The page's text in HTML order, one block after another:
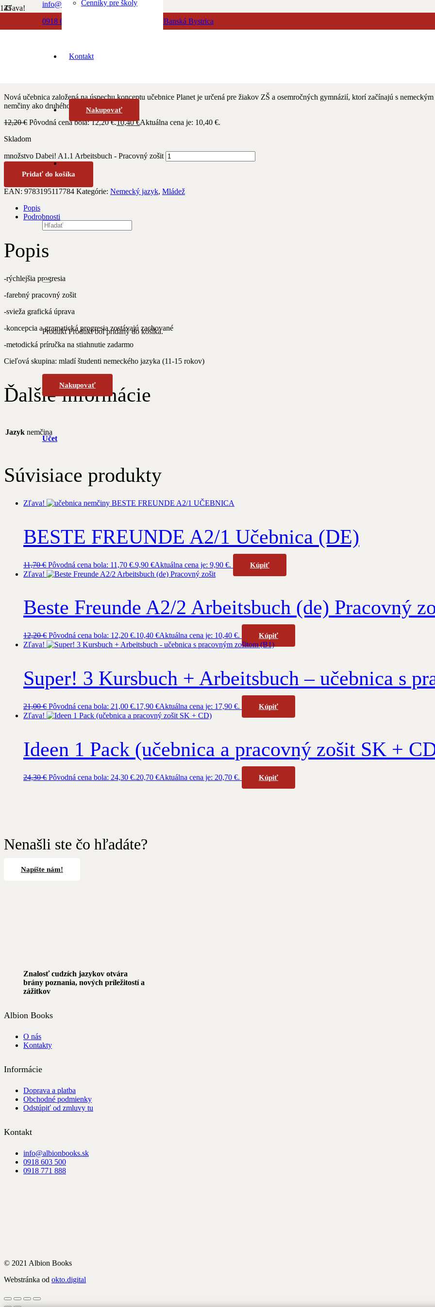
info@albionbooks.sk
0918 603 500 Dolná 23, 974 01 Banská Bystrica
Cenníky pre školy
Kontakt
Nakupovať
ProduktProduktbol pridaný do košíka.
Nakupovať
Účet
Zľava!
Nemecký jazyk / Dabei! A1.1 Arbeitsbuch – Pracovný zošit
Dabei! A1.1 Arbeitsbuch – Pracovný zošit
Nová učebnica založená na úspechu konceptu učebnice Planet je určená pre žiakov ZŠ a osemročných gymnázií, ktorí začínajú s
nemčiny ako druhého jazyka (náročná)
12,20€ Pôvodná cena bola: 12,20 €.10,40€Aktuálna cena je: 10,40 €.
Skladom
množstvo Dabei! A1.1 Arbeitsbuch - Pracovný zošit
Pridať do košíka
EAN: 9783195117784 Kategórie: Nemecký jazyk, Mládež
Popis
Podrobnosti
Popis
-rýchlejšia progresia
-farebný pracovný zošit
-svieža grafická úprava
-koncepcia a gramatická progresia zostávajú zachované
-metodická príručka na stiahnutie zadarmo
Cieľová skupina: mladí študenti nemeckého jazyka (11-15 rokov)
Ďalšie informácie
Jazyk nemčina
Súvisiace produkty
Zľava!
BESTE FREUNDE A2/1 Učebnica (DE)
11,70€ Pôvodná cena bola: 11,70 €.9,90 €Aktuálna cena je: 9,90 €. Kúpiť
Zľava!
Beste Freunde A2/2 Arbeitsbuch (de) Pracovný
12,20€ Pôvodná cena bola: 12,20 €.10,40 €Aktuálna cena je: 10,40 €. Kúpiť
Zľava!
Super! 3 Kursbuch + Arbeitsbuch – učebnica s
21,00€ Pôvodná cena bola: 21,00 €.17,90 €Aktuálna cena je: 17,90 €. Kúpiť
Zľava!
Ideen 1 Pack (učebnica a pracovný zošit SK +
24,30€ Pôvodná cena bola: 24,30 €.20,70 €Aktuálna cena je: 20,70 €. Kúpiť
Nenašli ste čo hľadáte?
Napíšte nám!
Znalosť cudzích jazykov otvára
brány poznania, nových príležitostí a
zážitkov
Albion Books
O nás
Kontakty
Informácie
Doprava a platba
Obchodné podmienky
Odstúpiť od zmluvy tu
Kontakt
info@albionbooks.sk
0918 603 500
0918 771 888
© 2021 Albion Books
Webstránka od okto.digital